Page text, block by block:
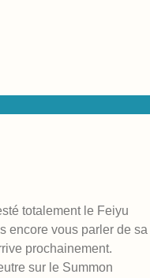
totalement le Feiyu
encore vous parler de sa
prochainement.
sur le Summon